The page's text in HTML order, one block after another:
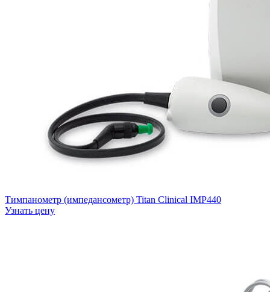
Тимпанометр (импедансометр) Titan Clinical IMP440
Узнать цену